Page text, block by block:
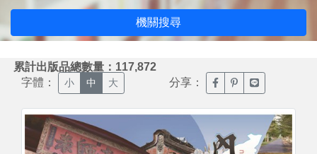
機關搜尋
累計出版品總數量：117,872
字體： 小 中 大 分享： 臉書分享(另開新視窗)
噗浪分享(另開新
Line分享(另